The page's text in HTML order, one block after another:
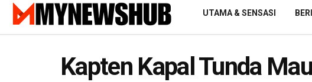
UTAMA & SENSASI
Kapten Kapal Tunda